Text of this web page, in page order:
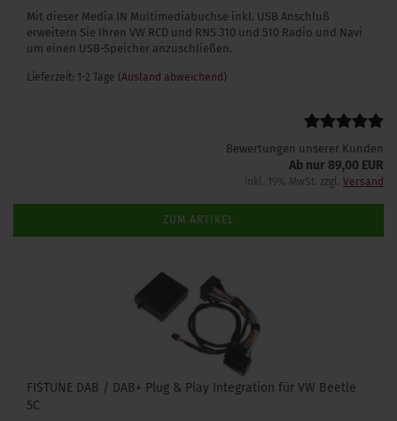
Mit dieser Media IN Multimediabuchse inkl. USB Anschluß
erweitern Sie Ihren VW RCD und RNS 310 und 510 Radio und Navi
um einen USB-Speicher anzuschließen.
Lieferzeit: 1-2 Tage (Ausland abweichend)
Bewertungen unserer Kunden
Ab nur 89,00 EUR
inkl. 19% MwSt. zzgl. Versand
ZUM ARTIKEL
FISTUNE DAB / DAB+ Plug & Play Integration für VW Beetle
5C